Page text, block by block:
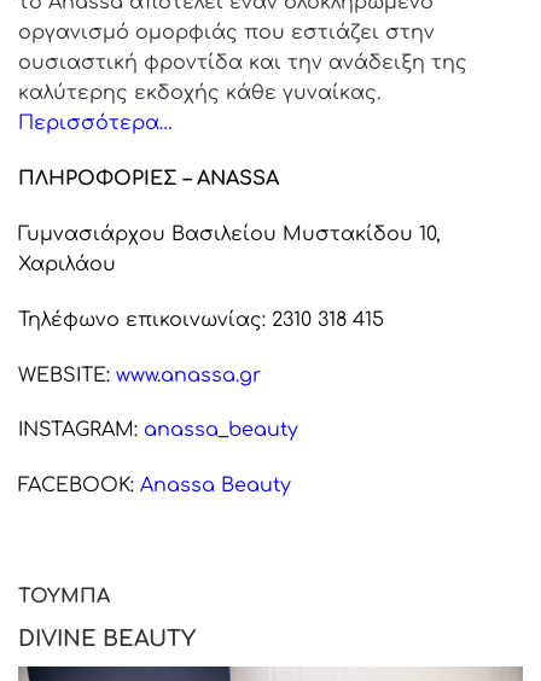
οργανισμό ομορφιάς που εστιάζει στην
ουσιαστική φροντίδα και την ανάδειξη της
καλύτερης εκδοχής κάθε γυναίκας.
Περισσότερα…
ΠΛΗΡΟΦΟΡΙΕΣ – ANASSA
Γυμνασιάρχου Βασιλείου Μυστακίδου 10,
Χαριλάου
Τηλέφωνο επικοινωνίας: 2310 318 415
WEBSITE: www.anassa.gr
INSTAGRAM: anassa_beauty
FACEBOOK: Anassa Beauty
ΤΟΥΜΠΑ
DIVINE BEAUTY